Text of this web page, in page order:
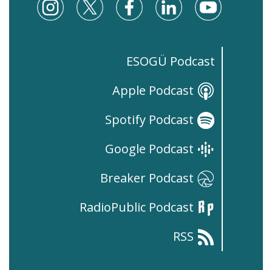
ESOGÜ Podcast
Apple Podcast
Spotify Podcast
Google Podcast
Breaker Podcast
RadioPublic Podcast
RSS